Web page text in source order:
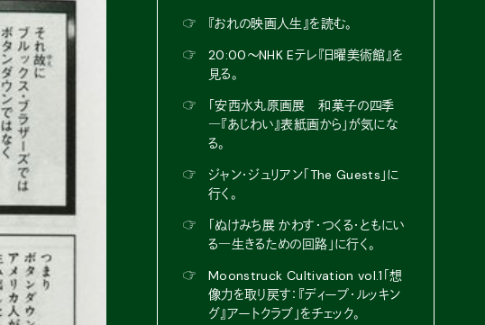
☞
『おれの映画人生』を読む。
☞
20:00〜NHK Eテレ『日曜美術館』を
見る。
☞
「安西水丸原画展 和菓子の四季
―『あじわい』表紙画から」が気にな
る。
☞
ジャン・ジュリアン「The Guests」に
行く。
☞
「ぬけみち展 かわす・つくる・ともにい
る―生きるための回路」に行く。
☞
Moonstruck Cultivation vol.1「想
像力を取り戻す：『ディープ・ルッキン
グ』アートクラブ」をチェック。